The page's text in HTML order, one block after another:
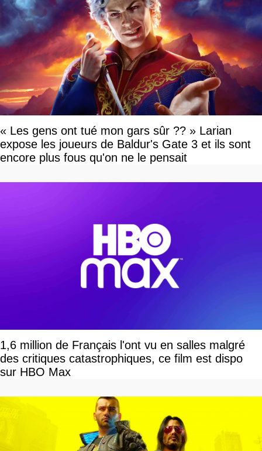
« Les gens ont tué mon gars sûr ?? » Larian
expose les joueurs de Baldur's Gate 3 et ils sont
encore plus fous qu'on ne le pensait
1,6 million de Français l'ont vu en salles malgré
des critiques catastrophiques, ce film est dispo
sur HBO Max